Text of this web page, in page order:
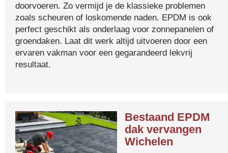
doorvoeren. Zo vermijd je de klassieke problemen
zoals scheuren of loskomende naden. EPDM is ook
perfect geschikt als onderlaag voor zonnepanelen of
groendaken. Laat dit werk altijd uitvoeren door een
ervaren vakman voor een gegarandeerd lekvrij
resultaat.
Bestaand EPDM
dak vervangen
Wichelen